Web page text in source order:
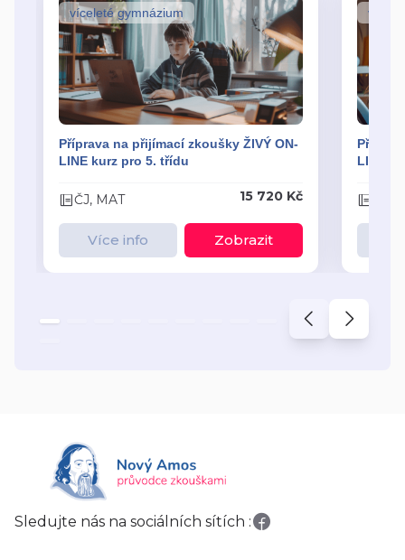
víceleté gymnázium
Příprava na přijímací zkoušky ŽIVÝ ON-
LINE kurz pro 5. třídu
ČJ, MAT 15 720 Kč
Více info Zobrazit
LINE
Sledujte nás na sociálních sítích :